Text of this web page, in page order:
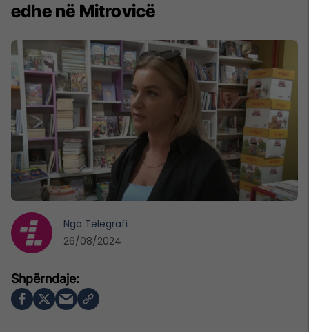
edhe në Mitrovicë
Nga Telegrafi
26/08/2024